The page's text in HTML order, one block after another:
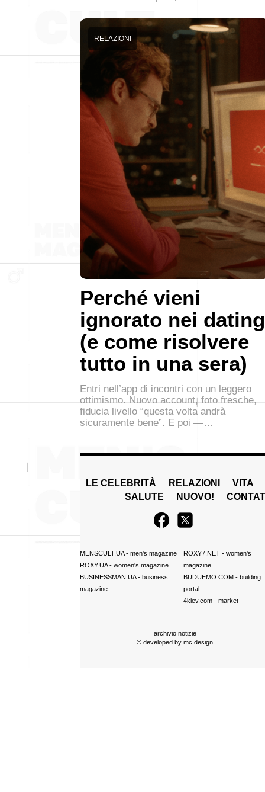
Perché vieni
ignorato nei dating
(e come risolvere
tutto in una sera)
RELAZIONI
Entri nell’app di incontri con un leggero
ottimismo. Nuovo account, foto fresche,
fiducia livello “questa volta andrà
sicuramente bene”. E poi —…
LE CELEBRITÀ RELAZIONI
VITA
SALUTE
NUOVO!
MENSCULT.UA- men's magazine
ROXY.UA- women's magazine
BUSINESSMAN.UA- business
magazine
ROXY7.NET- women's
magazine
BUDUEMO.COM- building
portal
4kiev.com- market
archivio notizie
© developed by mc design